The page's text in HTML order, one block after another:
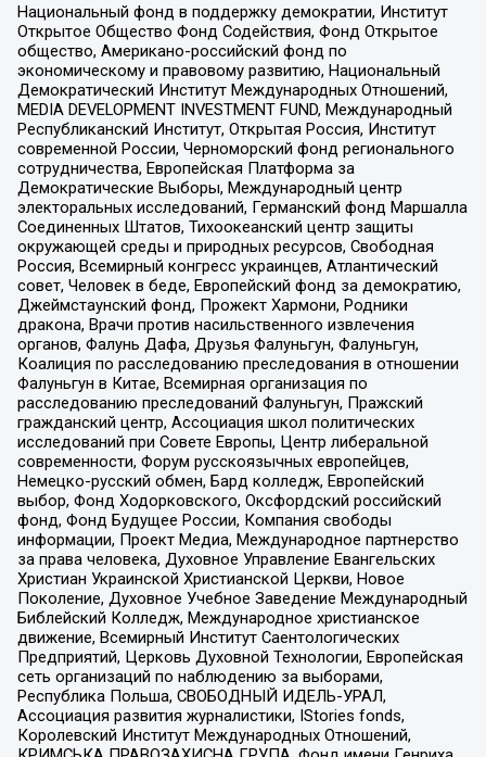
Национальный фонд в поддержку демократии, Институт
Открытое Общество Фонд Содействия, Фонд Открытое
общество, Американо-российский фонд по
экономическому и правовому развитию, Национальный
Демократический Институт Международных Отношений,
MEDIA DEVELOPMENT INVESTMENT FUND, Международный
Республиканский Институт, Открытая Россия, Институт
современной России, Черноморский фонд регионального
сотрудничества, Европейская Платформа за
Демократические Выборы, Международный центр
электоральных исследований, Германский фонд Маршалла
Соединенных Штатов, Тихоокеанский центр защиты
окружающей среды и природных ресурсов, Свободная
Россия, Всемирный конгресс украинцев, Атлантический
совет, Человек в беде, Европейский фонд за демократию,
Джеймстаунский фонд, Прожект Хармони, Родники
дракона, Врачи против насильственного извлечения
органов, Фалунь Дафа, Друзья Фалуньгун, Фалуньгун,
Коалиция по расследованию преследования в отношении
Фалуньгун в Китае, Всемирная организация по
расследованию преследований Фалуньгун, Пражский
гражданский центр, Ассоциация школ политических
исследований при Совете Европы, Центр либеральной
современности, Форум русскоязычных европейцев,
Немецко-русский обмен, Бард колледж, Европейский
выбор, Фонд Ходорковского, Оксфордский российский
фонд, Фонд Будущее России, Компания свободы
информации, Проект Медиа, Международное партнерство
за права человека, Духовное Управление Евангельских
Христиан Украинской Христианской Церкви, Новое
Поколение, Духовное Учебное Заведение Международный
Библейский Колледж, Международное христианское
движение, Всемирный Институт Саентологических
Предприятий, Церковь Духовной Технологии, Европейская
сеть организаций по наблюдению за выборами,
Республика Польша, СВОБОДНЫЙ ИДЕЛЬ-УРАЛ,
Ассоциация развития журналистики, IStories fonds,
Королевский Институт Международных Отношений,